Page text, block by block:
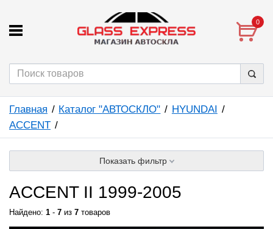
0
Главная Каталог "АВТОСКЛО"
HYUNDAI
ACCENT
Показать фильтр
ACCENT II 1999-2005
Найдено: 1 - 7 из 7 товаров